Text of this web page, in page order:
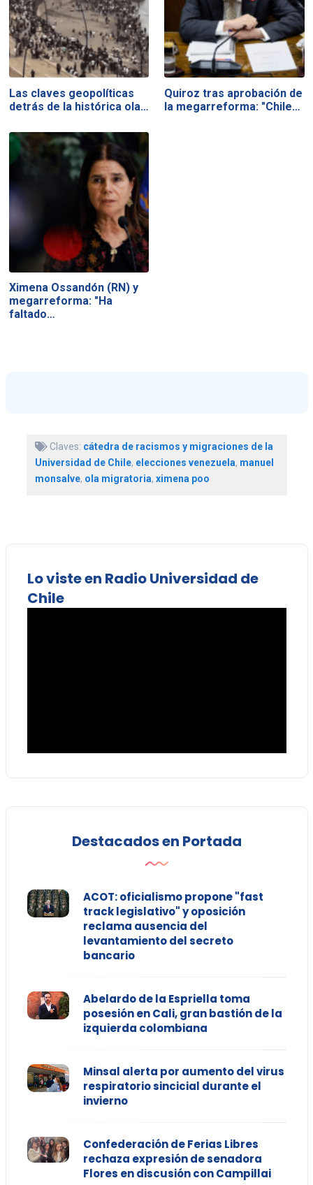
Las claves geopolíticas
detrás de la histórica ola…
Quiroz tras aprobación de
la megarreforma: "Chile…
Ximena Ossandón (RN) y
megarreforma: "Ha
faltado…
Claves: cátedra de racismos y migraciones de la
Universidad de Chile, elecciones venezuela, manuel
monsalve, ola migratoria, ximena poo
Lo viste en Radio Universidad de
Chile
Destacados en Portada
ACOT: oficialismo propone "fast
track legislativo" y oposición
reclama ausencia del
levantamiento del secreto
bancario
Abelardo de la Espriella toma
posesión en Cali, gran bastión de la
izquierda colombiana
Minsal alerta por aumento del virus
respiratorio sincicial durante el
invierno
Confederación de Ferias Libres
rechaza expresión de senadora
Flores en discusión con Campillai